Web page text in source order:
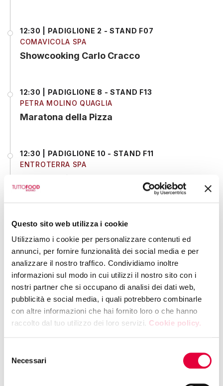
Questo sito web utilizza i cookie
Utilizziamo i cookie per personalizzare contenuti ed
annunci, per fornire funzionalità dei social media e per
analizzare il nostro traffico. Condividiamo inoltre
informazioni sul modo in cui utilizzi il nostro sito con i
nostri partner che si occupano di analisi dei dati web,
pubblicità e social media, i quali potrebbero combinarle
con altre informazioni che hai fornito loro o che hanno
raccolto dal tuo utilizzo dei loro servizi. Cookie policy.
delNecessari
12:30 | PADIGLIONE 2 - STAND F07
COMAVICOLA SPA
Showcooking Carlo Cracco
12:30 | PADIGLIONE 8 - STAND F13
PETRA MOLINO QUAGLIA
Maratona della Pizza
12:30 | PADIGLIONE 10 - STAND F11
ENTROTERRA SPA
Showcooking
CIA - AGRICOLTORI ITALIANI
SHOW PIZZA Roma Capitale
13:00 | PADIGLIONE 4 - STAND L16
COOPERATIVA PESCATORI ARBOREA S .C.A R.L.
Show Cooking - Nieddittas Pronte: cozze
precotte in mezzo guscio
EMME PRODOTTI TIPICI SRL